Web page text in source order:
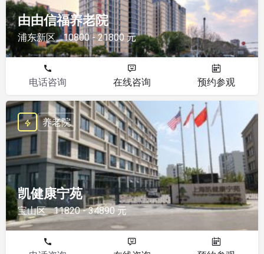
由由信福养老院
浦东新区 10800 - 21800 元
电话咨询 在线咨询 预约参观
凯健康宁苑
宝山区 11820 - 34890 元
养老院